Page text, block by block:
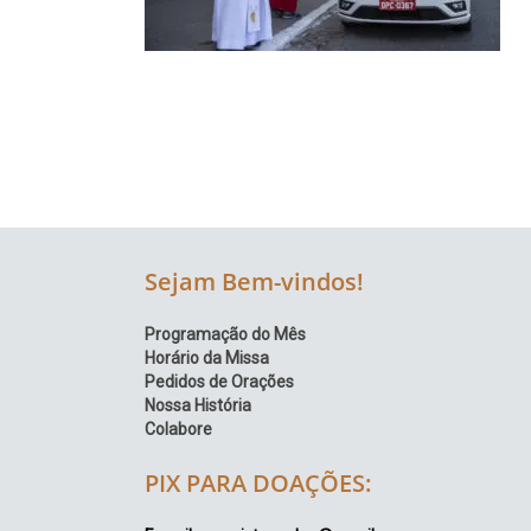
Episcopal
Sejam Bem-vindos!
Programação do Mês
Horário da Missa
Pedidos de Orações
Nossa História
Colabore
PIX PARA DOAÇÕES: